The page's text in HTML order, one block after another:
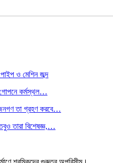
ও মেশিন জব্দ
গোপনে কর্মস্থল…
জনগণ তা গ্রহণ করবে…
তারা বিশেষজ্ঞ,…